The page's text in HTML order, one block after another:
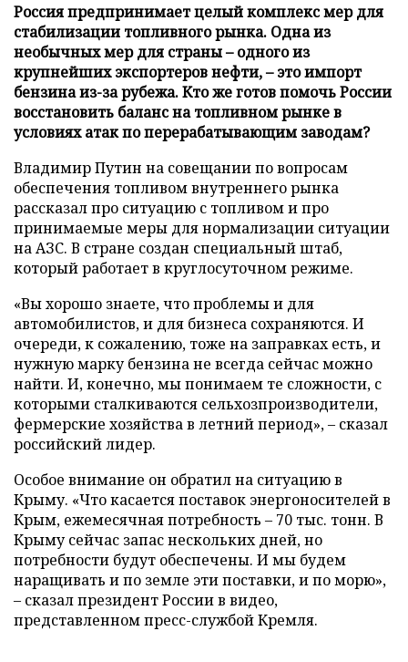
Россия предпринимает целый комплекс мер для
стабилизации топливного рынка. Одна из
необычных мер для страны – одного из
крупнейших экспортеров нефти, – это импорт
бензина из-за рубежа. Кто же готов помочь России
восстановить баланс на топливном рынке в
условиях атак по перерабатывающим заводам?
Владимир Путин на совещании по вопросам
обеспечения топливом внутреннего рынка
рассказал про ситуацию с топливом и про
принимаемые меры для нормализации ситуации
на АЗС. В стране создан специальный штаб,
который работает в круглосуточном режиме.
«Вы хорошо знаете, что проблемы и для
автомобилистов, и для бизнеса сохраняются. И
очереди, к сожалению, тоже на заправках есть, и
нужную марку бензина не всегда сейчас можно
найти. И, конечно, мы понимаем те сложности, с
которыми сталкиваются сельхозпроизводители,
фермерские хозяйства в летний период», – сказал
российский лидер.
Особое внимание он обратил на ситуацию в
Крыму. «Что касается поставок энергоносителей в
Крым, ежемесячная потребность – 70 тыс. тонн. В
Крыму сейчас запас нескольких дней, но
потребности будут обеспечены. И мы будем
наращивать и по земле эти поставки, и по морю»,
– сказал президент России в видео,
представленном пресс-службой Кремля.